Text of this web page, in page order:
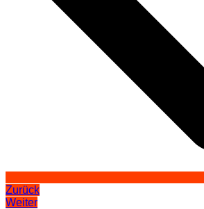
Zurück
Weiter